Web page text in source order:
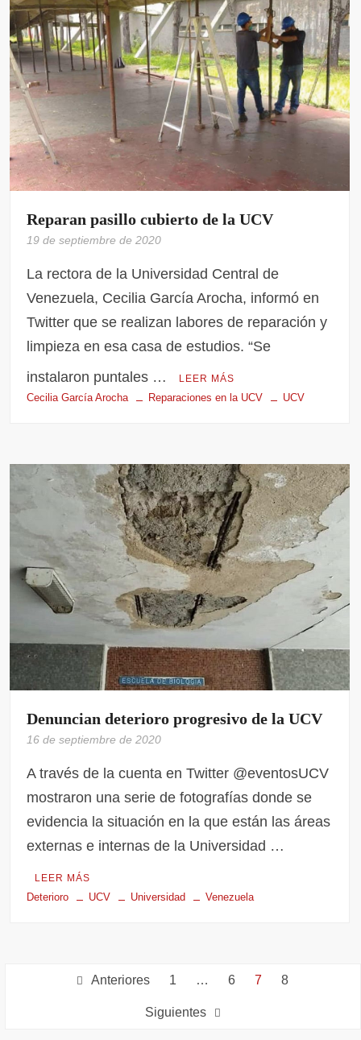
Reparan pasillo cubierto de la UCV
19 de septiembre de 2020
La rectora de la Universidad Central de
Venezuela, Cecilia García Arocha, informó en
Twitter que se realizan labores de reparación y
limpieza en esa casa de estudios. “Se
instalaron puntales …
LEER MÁS
Cecilia García Arocha Reparaciones en la UCV UCV
Denuncian deterioro progresivo de la UCV
16 de septiembre de 2020
A través de la cuenta en Twitter @eventosUCV
mostraron una serie de fotografías donde se
evidencia la situación en la que están las áreas
externas e internas de la Universidad …
LEER MÁS
Deterioro UCV Universidad Venezuela
Anteriores 1 … 6 7 8
Siguientes